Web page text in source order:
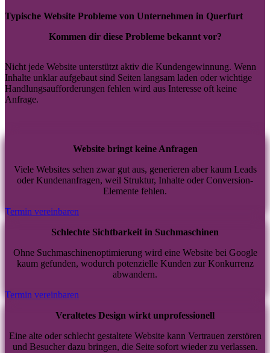
Typische Website Probleme von Unternehmen in Querfurt
Kommen dir diese Probleme bekannt vor?
Nicht jede Website unterstützt aktiv die Kundengewinnung. Wenn
Inhalte unklar aufgebaut sind Seiten langsam laden oder wichtige
Handlungsaufforderungen fehlen wird aus Interesse oft keine
Anfrage.
Website bringt keine Anfragen
Viele Websites sehen zwar gut aus, generieren aber kaum Leads
oder Kundenanfragen, weil Struktur, Inhalte oder Conversion-
Elemente fehlen.
Termin vereinbaren
Schlechte Sichtbarkeit in Suchmaschinen
Ohne Suchmaschinenoptimierung wird eine Website bei Google
kaum gefunden, wodurch potenzielle Kunden zur Konkurrenz
abwandern.
Termin vereinbaren
Veraltetes Design wirkt unprofessionell
Eine alte oder schlecht gestaltete Website kann Vertrauen zerstören
und Besucher dazu bringen, die Seite sofort wieder zu verlassen.